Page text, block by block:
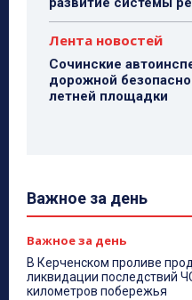
Лента новостей
Сочинские
дорожной
летней площадки
Важное за день
Важное за день
В Керченском проливе
ликвидации последствий
километров побережья